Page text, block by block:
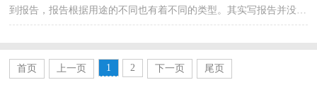
到报告，报告根据用途的不同也有着不同的类型。其实写报告并没有
想象中那么难，下面是小编整理的食堂自评报告，仅供...
首页 上一页 1 2 下一页 尾页